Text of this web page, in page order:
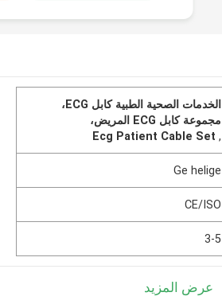
الخدمات الصحية الطبية كابل ECG،
مجموعة كابل ECG المريض،
,
Ecg Patient Cable Set
Ge helige
CE/ISO
3-5
عرض المزيد